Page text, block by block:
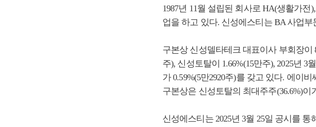
1987년 11월 설립된 회사로 HA(생활가
업을 하고 있다. 신성에스티는 BA 사업
구본상 신성델타테크 대표이사 부회장이
주), 신성토탈이 1.66%(15만주), 2025년
가 0.59%(5만2920주)를 갖고 있다. 에이
구본상은 신성토탈의 최대주주(36.6%)이
신성에스티는 2025년 3월 25일 공시를 통